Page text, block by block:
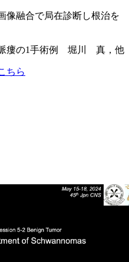
像融合で局在診断し根治を
瘻の1手術例 堀川 真，他
ちら